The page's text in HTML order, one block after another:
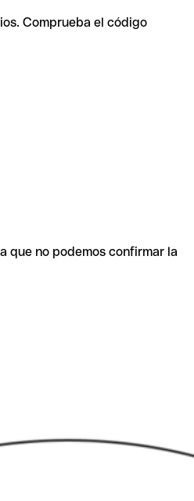
Comprueba el código
que no podemos confirmar la